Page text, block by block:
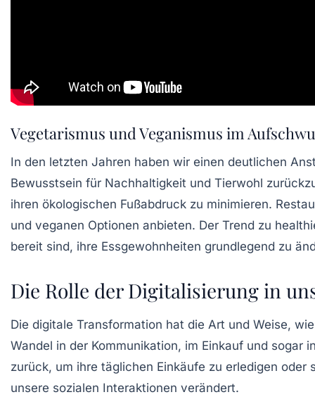
Vegetarismus und Veganismus im
In den letzten Jahren haben wir einen deutlichen
Bewusstsein für Nachhaltigkeit und Tierwohl
ihren ökologischen Fußabdruck zu minimieren.
und veganen Optionen anbieten. Der Trend zu
bereit sind, ihre Essgewohnheiten grundlegend zu
Die Rolle der Digitalisierung in
Die digitale Transformation hat die Art und Weise,
Wandel in der Kommunikation, im Einkauf und
zurück, um ihre täglichen Einkäufe zu erledigen
unsere sozialen Interaktionen verändert.